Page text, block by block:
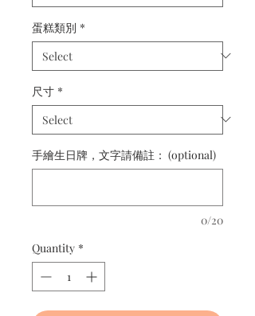
蛋糕類別 *
尺寸 *
手繪生日牌，文字請備註： (optional)
0/20
Quantity *